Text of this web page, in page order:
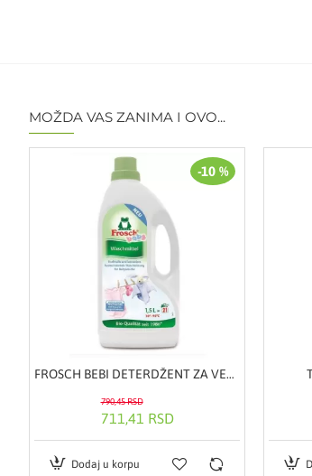
MOŽDA VAS ZANIMA I OVO...
-10 %
FROSCH BEBI DETERDŽENT ZA VEŠ 1500ML
711,41 RSD
790,45 RSD
Dodaj u korpu